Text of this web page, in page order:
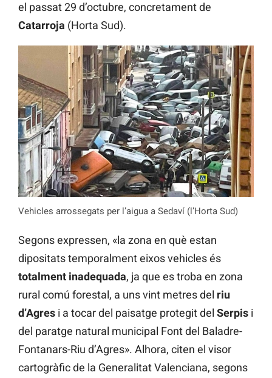
el passat 29 d’octubre, concretament de
Catarroja (Horta Sud).
Vehicles arrossegats per l’aigua a Sedaví (l’Horta Sud)
Segons expressen, «la zona en què estan
dipositats temporalment eixos vehicles és
totalment inadequada, ja que es troba en zona
rural comú forestal, a uns vint metres del riu
d’Agres i a tocar del paisatge protegit del Serpis i
del paratge natural municipal Font del Baladre-
Fontanars-Riu d’Agres». Alhora, citen el visor
cartogràfic de la Generalitat Valenciana, segons